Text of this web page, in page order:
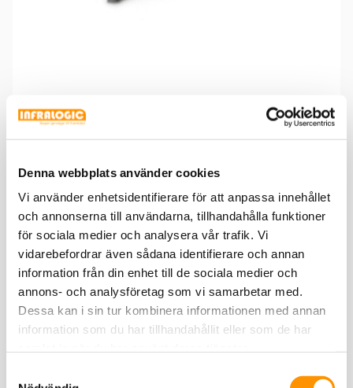
Denna webbplats använder cookies
Vi använder enhetsidentifierare för att anpassa innehållet
och annonserna till användarna, tillhandahålla funktioner
för sociala medier och analysera vår trafik. Vi
vidarebefordrar även sådana identifierare och annan
information från din enhet till de sociala medier och
annons- och analysföretag som vi samarbetar med.
Dessa kan i sin tur kombinera informationen med annan
information som du har tillhandahållit eller som de har
Borrspets med enkelledande stålgängor, borrar mycket
snabbt i ståltjocklek upp till 2 mm. Lämplig vid montage
där ett plant huvud krävs och för att fästa plåt mot plåt.